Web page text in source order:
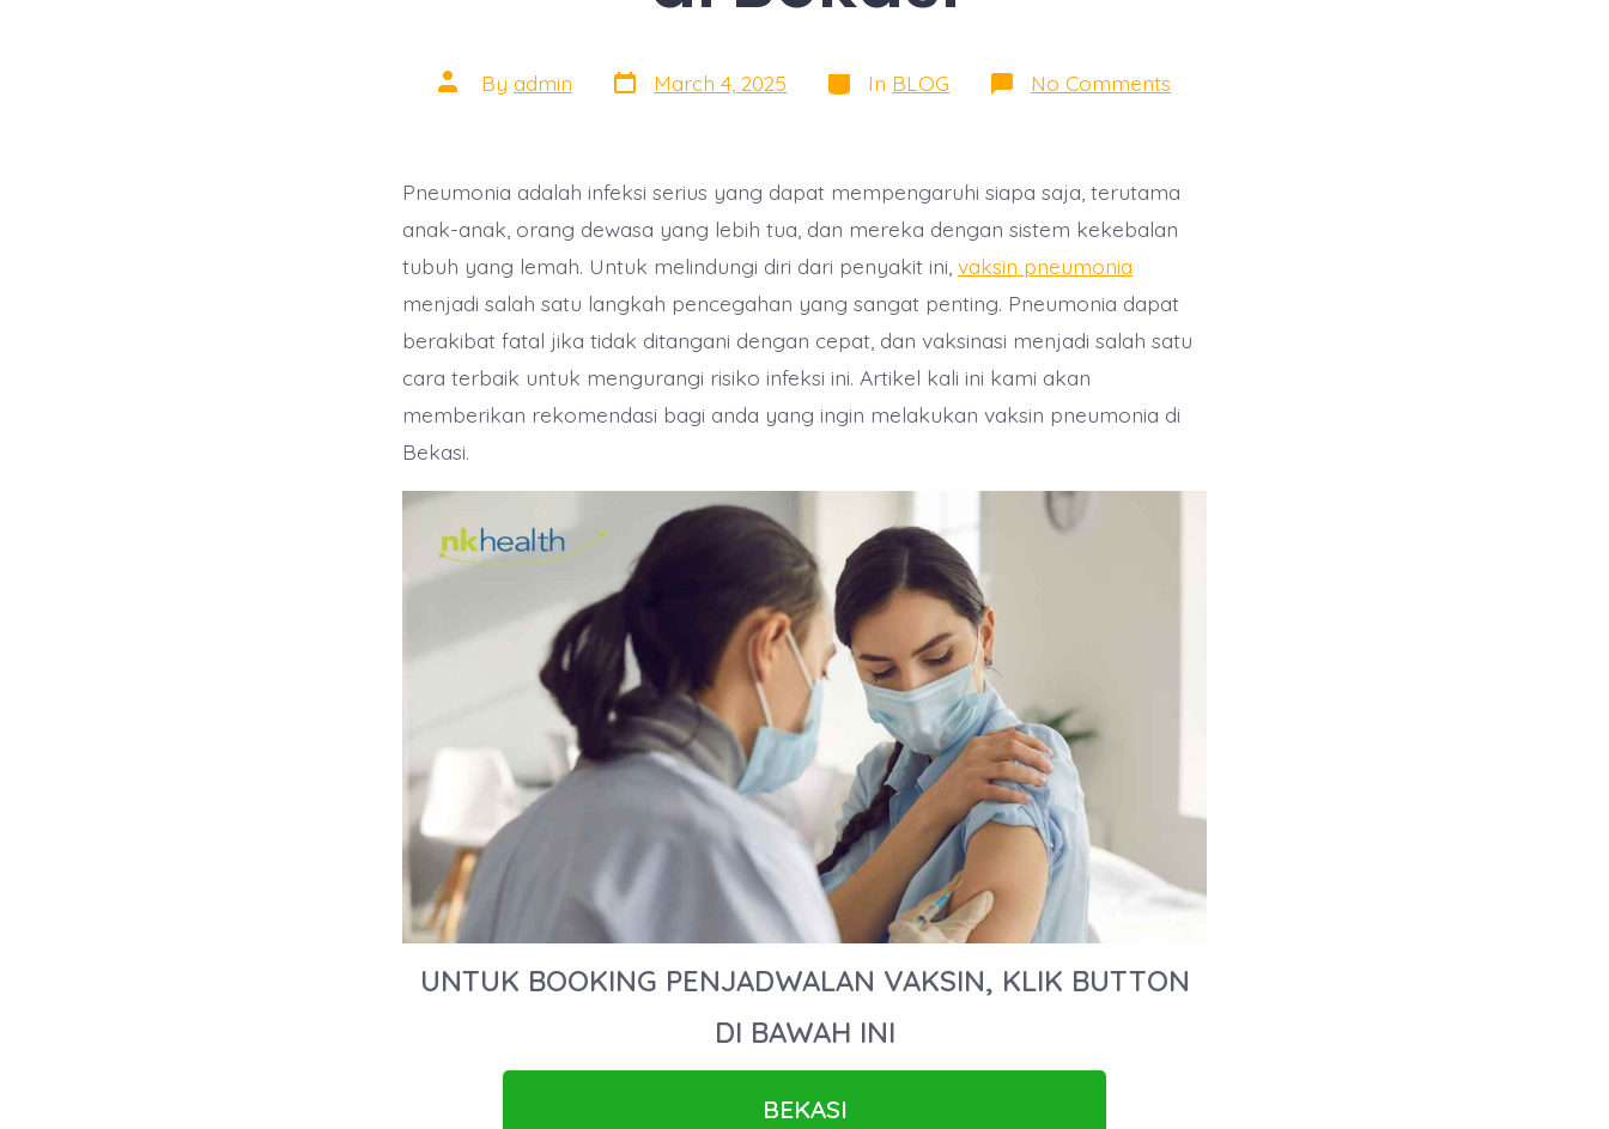
Post
author
By admin Post
date
March 4, 2025 Categories
In BLOG No Comments
Rekomendasi
Bekasi
Pneumonia adalah infeksi serius yang dapat mempengaruhi siapa saja, terutama
anak-anak, orang dewasa yang lebih tua, dan mereka dengan sistem kekebalan
tubuh yang lemah. Untuk melindungi diri dari penyakit ini, vaksin pneumonia
menjadi salah satu langkah pencegahan yang sangat penting. Pneumonia dapat
berakibat fatal jika tidak ditangani dengan cepat, dan vaksinasi menjadi salah satu
cara terbaik untuk mengurangi risiko infeksi ini. Artikel kali ini kami akan
memberikan rekomendasi bagi anda yang ingin melakukan vaksin pneumonia di
Bekasi.
UNTUK BOOKING PENJADWALAN VAKSIN, KLIK BUTTON
DI BAWAH INI
BEKASI